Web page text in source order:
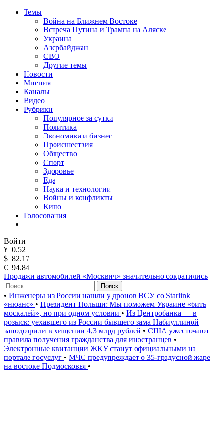
Темы
Война на Ближнем Востоке
Встреча Путина и Трампа на Аляске
Украина
Азербайджан
СВО
Другие темы
Новости
Мнения
Каналы
Видео
Рубрики
Популярное за сутки
Политика
Экономика и бизнес
Происшествия
Общество
Спорт
Здоровье
Еда
Наука и технологии
Войны и конфликты
Кино
Голосования
Войти
¥ 0.52
$ 82.17
€ 94.84
Продажи автомобилей «Москвич» значительно сократились
Поиск
• Инженеры из России нашли у дронов ВСУ со Starlink
«нюанс» • Президент Польши: Мы поможем Украине «бить
москалей», но при одном условии • Из Центробанка — в
розыск: уехавшего из России бывшего зама Набиуллиной
заподозрили в хищении 4,3 млрд рублей • США ужесточают
правила получения гражданства для иностранцев •
Электронные квитанции ЖКУ станут официальными на
портале госуслуг • МЧС предупреждает о 35-градусной жаре
на востоке Подмосковья •